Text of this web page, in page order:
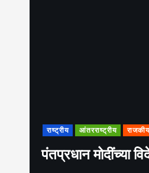
राष्ट्रीय आंतरराष्ट्रीय
पंतप्रधान मोदींच्या